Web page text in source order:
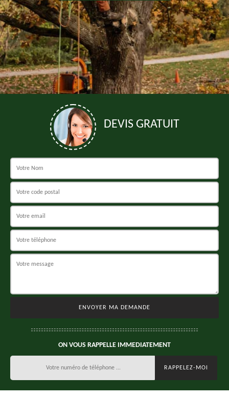
DEVIS GRATUIT
ON VOUS RAPPELLE IMMEDIATEMENT